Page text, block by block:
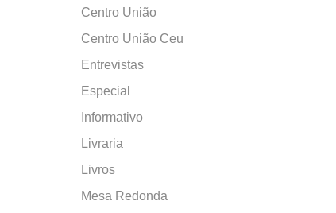
Centro União
Centro União Ceu
Entrevistas
Especial
Informativo
Livraria
Livros
Mesa Redonda